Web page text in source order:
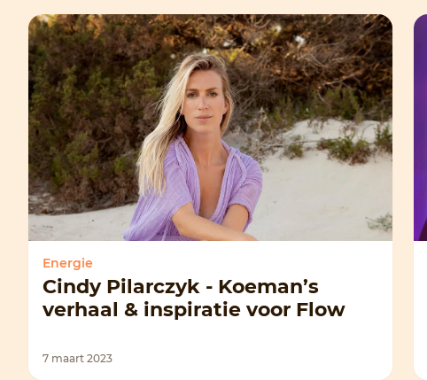
Energie
Cindy Pilarczyk - Koeman’s
verhaal & inspiratie voor Flow
7 maart 2023